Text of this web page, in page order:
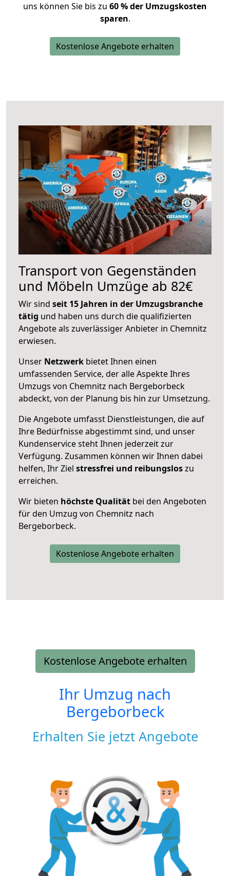
uns können Sie bis zu 60 % der Umzugskosten
sparen.
Kostenlose Angebote erhalten
Transport von Gegenständen
und Möbeln Umzüge ab 82€
Wir sind seit 15 Jahren in der Umzugsbranche
tätig und haben uns durch die qualifizierten
Angebote als zuverlässiger Anbieter in Chemnitz
erwiesen.
Unser Netzwerk bietet Ihnen einen
umfassenden Service, der alle Aspekte Ihres
Umzugs von Chemnitz nach Bergeborbeck
abdeckt, von der Planung bis hin zur Umsetzung.
Die Angebote umfasst Dienstleistungen, die auf
Ihre Bedürfnisse abgestimmt sind, und unser
Kundenservice steht Ihnen jederzeit zur
Verfügung. Zusammen können wir Ihnen dabei
helfen, Ihr Ziel stressfrei und reibungsloszu
erreichen.
Wir bieten höchste Qualität bei den Angeboten
für den Umzug von Chemnitz nach
Bergeborbeck.
Kostenlose Angebote erhalten
Kostenlose Angebote erhalten
Ihr Umzug nach
Bergeborbeck
Erhalten Sie jetzt Angebote